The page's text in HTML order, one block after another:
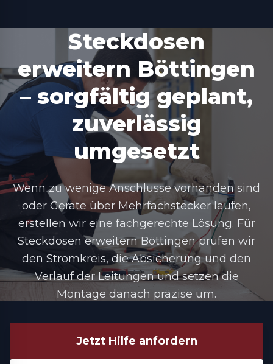
Steckdosen
erweitern Böttingen
– sorgfältig geplant,
zuverlässig
umgesetzt
Wenn zu wenige Anschlüsse vorhanden sind
oder Geräte über Mehrfachstecker laufen,
erstellen wir eine fachgerechte Lösung. Für
Steckdosen erweitern Böttingen prüfen wir
den Stromkreis, die Absicherung und den
Verlauf der Leitungen und setzen die
Montage danach präzise um.
Jetzt Hilfe anfordern